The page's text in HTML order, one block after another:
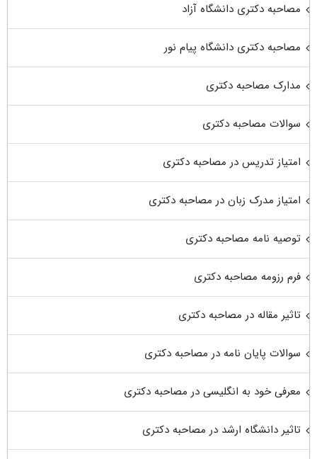
مصاحبه دکتری دانشگاه آزاد
مصاحبه دکتری دانشگاه پیام نور
مدارک مصاحبه دکتری
سوالات مصاحبه دکتری
امتیاز تدریس در مصاحبه دکتری
امتیاز مدرک زبان در مصاحبه دکتری
توصیه نامه مصاحبه دکتری
فرم رزومه مصاحبه دکتری
تاثیر مقاله در مصاحبه دکتری
سوالات پایان نامه در مصاحبه دکتری
معرفی خود به انگلیسی در مصاحبه دکتری
تاثیر دانشگاه ارشد در مصاحبه دکتری